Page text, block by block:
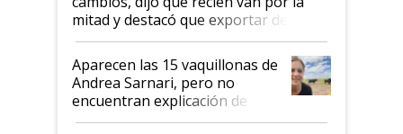
mitad y destacó que exportar dejó de
ser "para unos pocos": "Tenemos un
mandato muy claro del gobierno
nacional"
Aparecen las 15 vaquillonas de
Andrea Sarnari, pero no
encuentran explicación de
cómo llegaron allí